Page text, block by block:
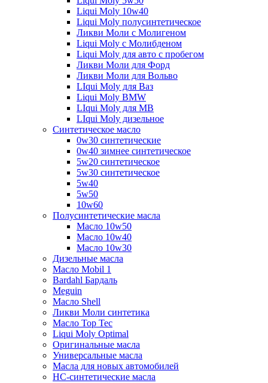
Liqui Moly 10w40
Liqui Moly полусинтетическое
Ликви Моли с Молигеном
Liqui Moly с Молибденом
Liqui Moly для авто с пробегом
Ликви Моли для Форд
Ликви Моли для Вольво
LIqui Moly для Ваз
Liqui Moly BMW
LIqui Moly для MB
LIqui Moly дизельное
Синтетическое масло
0w30 синтетические
0w40 зимнее синтетическое
5w20 синтетическое
5w30 синтетическое
5w40
5w50
10w60
Полусинтетические масла
Масло 10w50
Масло 10w40
Масло 10w30
Дизельные масла
Масло Mobil 1
Bardahl Бардаль
Meguin
Масло Shell
Ликви Моли синтетика
Масло Top Tec
Liqui Moly Optimal
Оригинальные масла
Универсальные масла
Масла для новых автомобилей
HC-синтетические масла